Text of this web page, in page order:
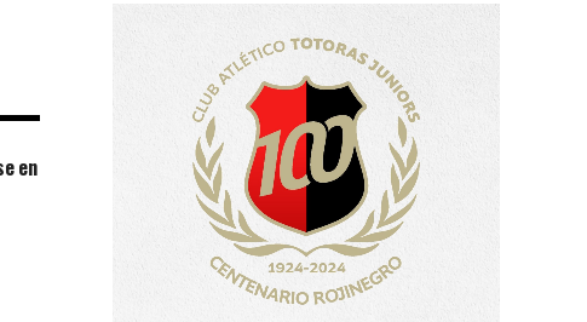
en